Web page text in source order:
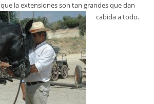
la extensiones son tan grandes que dan
cabida a todo.